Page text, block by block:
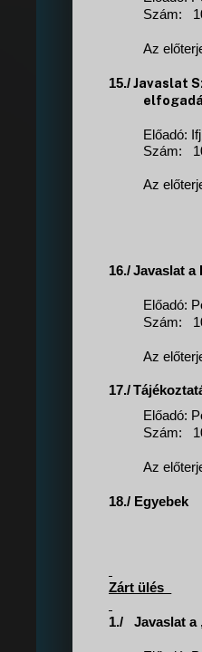
Szám:
Az
15./Javaslat
Előadó:
Szám:
Az
16./Javaslat a
Előadó:
Szám:
Az
17./
Előadó:
Szám:
Az
18./ Egyebek
Zárt ülés_
1./ Javaslat a